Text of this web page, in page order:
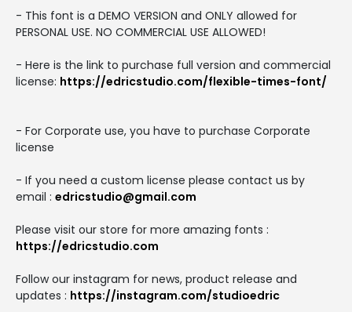
- This font is a DEMO VERSION and ONLY allowed for
PERSONAL USE. NO COMMERCIAL USE ALLOWED!
- Here is the link to purchase full version and commercial
license: https://edricstudio.com/flexible-times-font/
- For Corporate use, you have to purchase Corporate
license
- If you need a custom license please contact us by
email : edricstudio@gmail.com
Please visit our store for more amazing fonts :
https://edricstudio.com
Follow our instagram for news, product release and
updates : https://instagram.com/studioedric